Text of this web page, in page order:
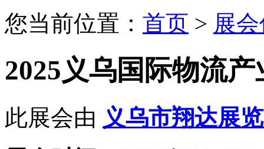
您当前位置： 首页 > 展
2025义乌国际物流
此展会由 义乌市翔达展